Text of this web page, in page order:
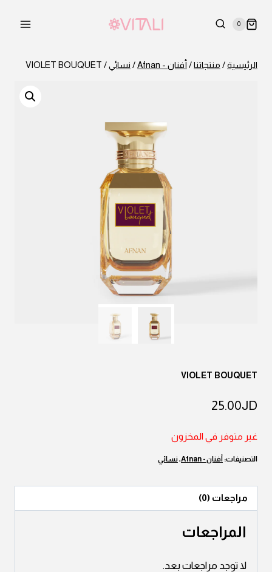
0
الرئيسية/ منتجاتنا/ أفنان - Afnan / نسائي/
VIOLET BOUQUET
VIOLET BOUQUET
JD
25.00
غير متوفر في المخزون
التصنيفات: أفنان - Afnan ,نسائي
مراجعات (0)
المراجعات
لا توجد مراجعات بعد.